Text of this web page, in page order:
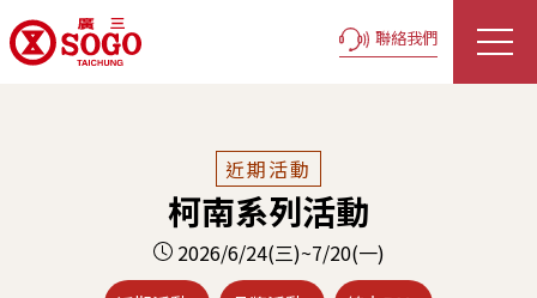
聯絡我們
近期活動
柯南系列活動
2026/6/24(三)~7/20(一)